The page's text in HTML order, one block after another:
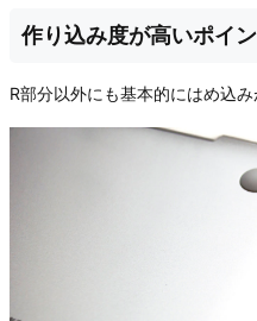
作り込み度が高いポイ
R部分以外にも基本的にはめ込